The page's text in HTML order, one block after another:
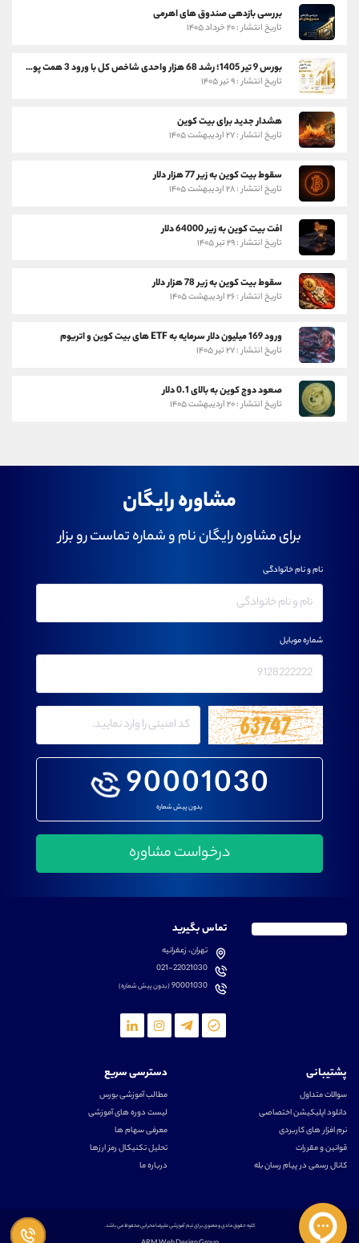
بررسی بازدهی صندوق های اهرمی
تاریخ انتشار : ۲۰ خرداد ۱۴۰۵
بورس 9 تیر 1405؛ رشد 68 هزار واحدی شاخص کل با ورود 3 همت پول حقیقی
تاریخ انتشار : ۹ تیر ۱۴۰۵
هشدار جدید برای بیت کوین
تاریخ انتشار : ۲۷ اردیبهشت ۱۴۰۵
سقوط بیت کوین به زیر 77 هزار دلار
تاریخ انتشار : ۲۸ اردیبهشت ۱۴۰۵
افت بیت کوین به زیر 64000 دلار
تاریخ انتشار : ۲۹ تیر ۱۴۰۵
سقوط بیت کوین به زیر 78 هزار دلار
تاریخ انتشار : ۲۶ اردیبهشت ۱۴۰۵
ورود 169 میلیون دلار سرمایه به ETF های بیت کوین و اتریوم
تاریخ انتشار : ۲۷ تیر ۱۴۰۵
صعود دوج کوین به بالای 0.1 دلار
تاریخ انتشار : ۲۰ اردیبهشت ۱۴۰۵
مشاوره رایگان
برای مشاوره رایگان نام و شماره تماست رو بزار
90001030
بدون پیش شماره
نام و نام خانوادگی
شماره موبایل
تماس بگیرید
تهران، زعفرانیه
021-22021030
90001030(بدون پیش شماره)
پشتیبانی
سوالات متداول
دانلود اپلیکیشن اختصاصی
نرم افزار های کاربردی
قوانین و مقررات
کانال رسمی در پیام رسان بله
دسترسی سریع
مطالب آموزشی بورس
لیست دوره های آموزشی
معرفی سهام ها
تحلیل تکنیکال رمز ارزها
درباره ما
کلیه حقوق مادی و معنوی برای تیم آموزشی علیرضا محرابی محفوظ می باشد.